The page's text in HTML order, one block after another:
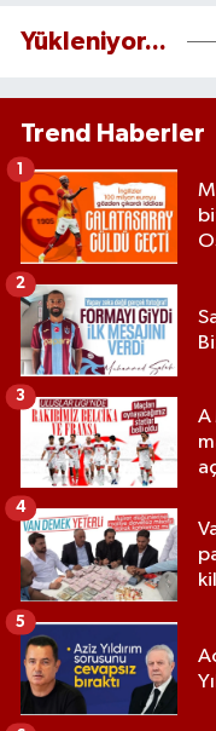
Yükleniyor...
Trend Haberler
1
2
A
3
4
5